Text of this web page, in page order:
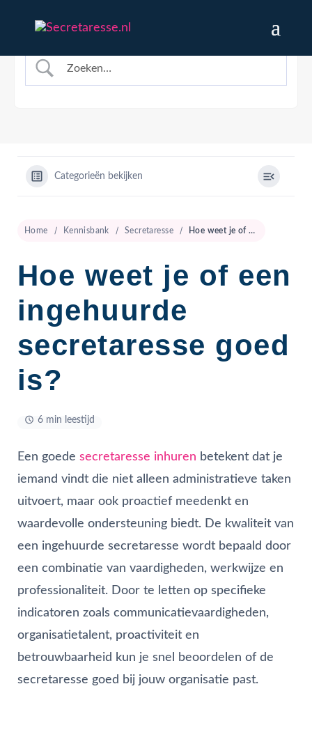
Categorieën bekijken
Home Kennisbank Secretaresse Hoe weet je of een ingehuurde secretaresse goed is?
Hoe weet je of een
ingehuurde
secretaresse goed
is?
6 min leestijd
Een goede secretaresse inhuren betekent dat je
iemand vindt die niet alleen administratieve taken
uitvoert, maar ook proactief meedenkt en
waardevolle ondersteuning biedt. De kwaliteit van
een ingehuurde secretaresse wordt bepaald door
een combinatie van vaardigheden, werkwijze en
professionaliteit. Door te letten op specifieke
indicatoren zoals communicatievaardigheden,
organisatietalent, proactiviteit en
betrouwbaarheid kun je snel beoordelen of de
secretaresse goed bij jouw organisatie past.